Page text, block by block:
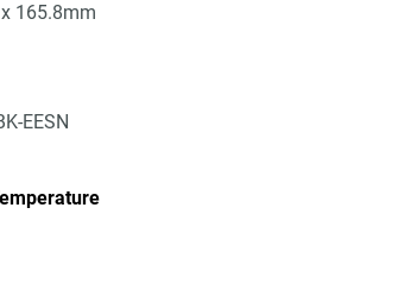
165.8mm
EESN